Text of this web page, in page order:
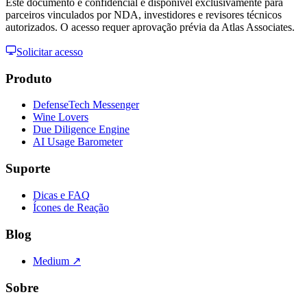
Este documento é confidencial e disponível exclusivamente para
parceiros vinculados por NDA, investidores e revisores técnicos
autorizados. O acesso requer aprovação prévia da Atlas Associates.
Solicitar acesso
Produto
DefenseTech Messenger
Wine Lovers
Due Diligence Engine
AI Usage Barometer
Suporte
Dicas e FAQ
Ícones de Reação
Blog
Medium ↗
Sobre